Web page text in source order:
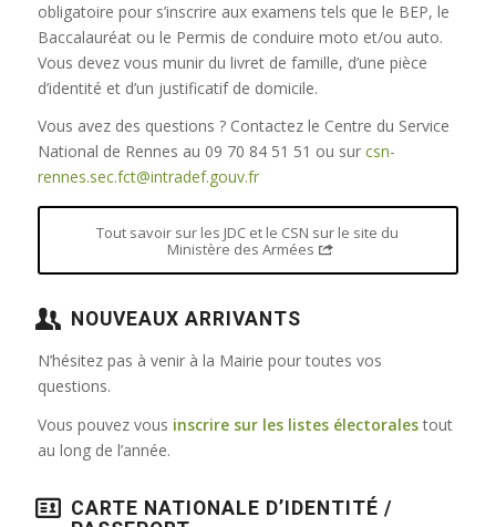
obligatoire pour s’inscrire aux examens tels que le BEP, le
Baccalauréat ou le Permis de conduire moto et/ou auto.
Vous devez vous munir du livret de famille, d’une pièce
d’identité et d’un justificatif de domicile.
Vous avez des questions ? Contactez le Centre du Service
National de Rennes au 09 70 84 51 51 ou sur csn-
rennes.sec.fct@intradef.gouv.fr
Tout savoir sur les JDC et le CSN sur le site du
Ministère des Armées
NOUVEAUX ARRIVANTS
N’hésitez pas à venir à la Mairie pour toutes vos
questions.
Vous pouvez vous inscrire sur les listes électoralestout
au long de l’année.
CARTE NATIONALE D’IDENTITÉ /